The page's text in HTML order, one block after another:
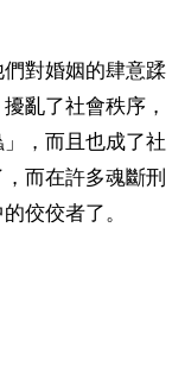
對婚姻的肆意蹂
亂了社會秩序，
，而且也成了社
而在許多魂斷刑
佼佼者了。